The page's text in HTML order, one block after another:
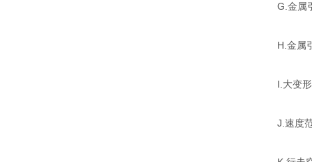
G.金属引
H.金属引
I.大变形
J.速度范